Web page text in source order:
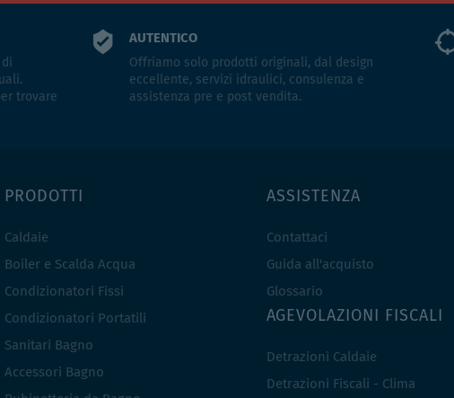
trovare
AUTENTICO
Offriamo solo prodotti originali, dal design
eccellente, servizi idraulici, consulenza e
assistenza pre e post vendita.
PRODOTTI
Caldaie
Boiler e Scalda Acqua
Condizionatori Fissi
Condizionatori Portatili
Sanitari Bagno
Accessori Bagno
ASSISTENZA
Contattaci
Guida all'acquisto
Glossario
AGEVOLAZIONI FISCALI
Detrazioni Caldaie
Detrazioni Fiscali - Clima